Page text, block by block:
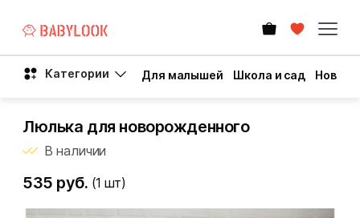
Категории Для малышей Школа и сад Новый
Люлька для новорожденного
В наличии
535 руб. (1 шт)